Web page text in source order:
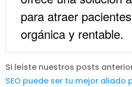
para atraer
orgánica y rentable.
Si leíste nuestros posts
SEO puede ser tu mejor aliado